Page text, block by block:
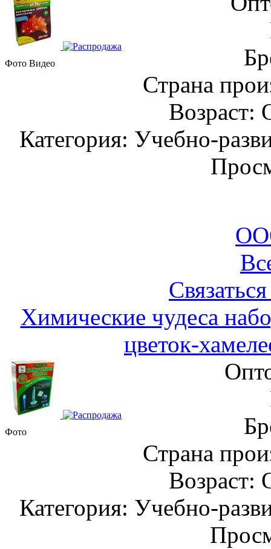
Фото Видео
Страна
Возраст:
Категория: Учебно-
Химические чудеса
цветок-
Фото
Страна
Возраст:
Категория: Учебно-